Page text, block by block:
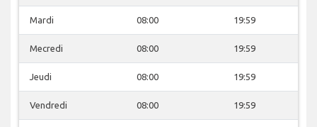
Mardi 08:00 19:59
Mecredi 08:00 19:59
Jeudi 08:00 19:59
Vendredi 08:00 19:59